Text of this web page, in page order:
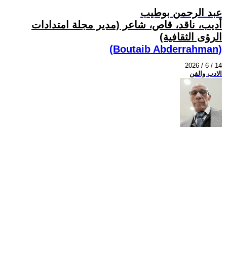
عبد الرحمن بوطيب
أديب، ناقد، قاص، شاعر (مدير مجلة امتدادات
الرؤى الثقافية)
(Boutaib Abderrahman)
2026 / 6 / 14
الادب والفن